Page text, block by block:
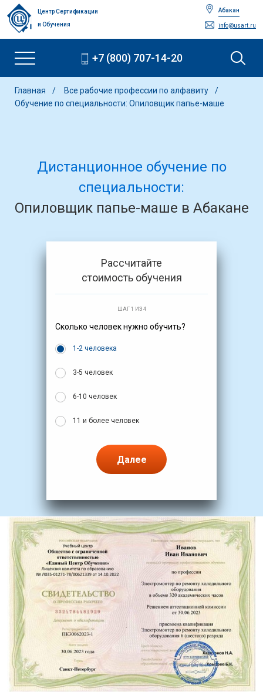
Центр Сертификации
и Обучения
Абакан
info@usart.ru
+7 (800) 707-14-20
Главная
Все рабочие профессии по алфавиту
Обучение по специальности: Опиловщик папье-маше
Дистанционное обучение по
специальности:
Опиловщик папье-маше в Абакане
Рассчитайте
стоимость обучения
ШАГ 1 ИЗ 4
Сколько человек нужно обучить?
1-2 человека
3-5 человек
6-10 человек
11 и более человек
Далее